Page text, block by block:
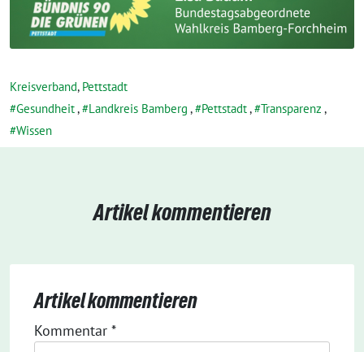
Kreisverband, Pettstadt
Gesundheit, Landkreis Bamberg , Pettstadt, Transparenz ,
Wissen
Artikel kommentieren
Artikel kommentieren
Kommentar *